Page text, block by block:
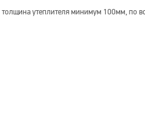
утеплителя минимум 100мм, по